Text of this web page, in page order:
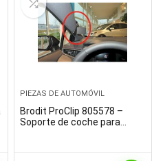
PIEZAS DE AUTOMÓVIL
Brodit ProClip 805578 –
Soporte de coche para